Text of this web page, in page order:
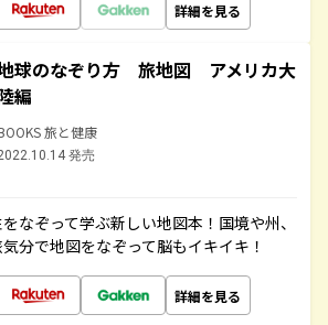
詳細を見る
球のなぞり方 旅地図 アメリカ大
編
旅と健康
発売
なぞって学ぶ新しい地図本！国境や州、
分で地図をなぞって脳もイキイキ！
詳細を見る